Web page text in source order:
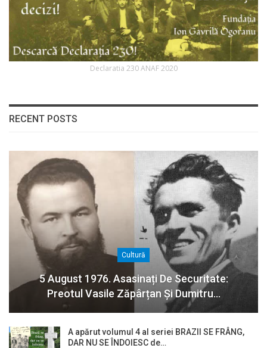
Declaratia 230 ANAF 2020
RECENT POSTS
Cultură
5 August 1976. Asasinați De Securitate:
Preotul Vasile Zăpârțan Și Dumitru…
A apărut volumul 4 al seriei BRAZII SE FRÂNG,
DAR NU SE ÎNDOIESC de…